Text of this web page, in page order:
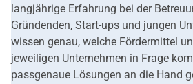
langjährige Erfahrung bei der
Gründenden, Start-ups und jungen
wissen genau, welche Fördermittel
jeweiligen Unternehmen in Frage
passgenaue Lösungen an die Hand